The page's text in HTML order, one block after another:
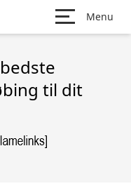
Menu
til dit